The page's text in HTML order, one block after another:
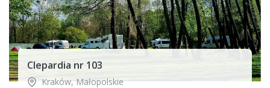
Clepardia nr 103
Kraków,Małopolskie